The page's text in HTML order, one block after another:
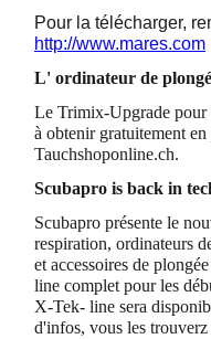
Pour la télécharger,
http://www.mares.com
L' ordinateur de
Le Trimix-Upgrade pour
à obtenir gratuitement
Tauchshoponline.ch.
Scubapro is back in
Scubapro présente le
respiration, ordinateurs
et accessoires de
line complet pour les
X-Tek- line sera
d'infos, vous les